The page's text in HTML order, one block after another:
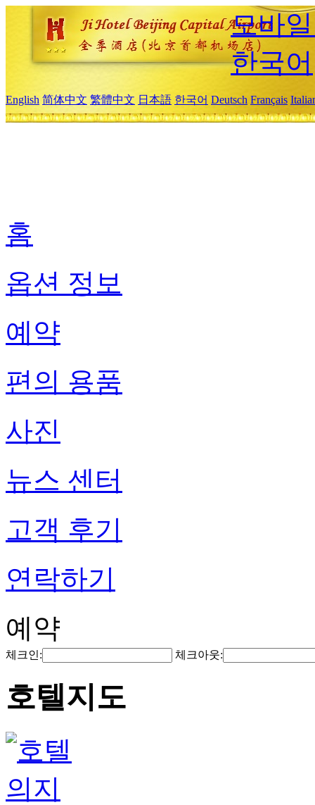
모바
한국어
English 简体中文 繁體中文 日本語 한국어 Deutsch Français
홈
옵션 정보
예약
편의 용품
사진
뉴스 센터
고객 후기
연락하기
예약
체크인: 체크아웃:
호텔지도